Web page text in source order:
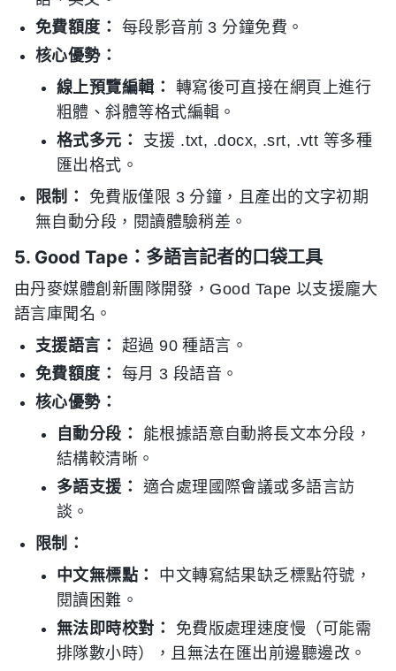
免費額度：
每段影音前 3 分鐘免費。
核心優勢：
線上預覽編輯：
轉寫後可直接在網頁上進行
粗體、斜體等格式編輯。
格式多元：
支援 .txt, .docx, .srt, .vtt 等多種
匯出格式。
限制：
免費版僅限 3 分鐘，且產出的文字初期
無自動分段，閱讀體驗稍差。
5. Good Tape：多語言記者的口袋工具
由丹麥媒體創新團隊開發，Good Tape 以支援龐大
語言庫聞名。
支援語言：
超過 90 種語言。
免費額度：
每月 3 段語音。
核心優勢：
自動分段：
能根據語意自動將長文本分段，
結構較清晰。
多語支援：
適合處理國際會議或多語言訪
談。
限制：
中文無標點：
中文轉寫結果缺乏標點符號，
閱讀困難。
無法即時校對：
免費版處理速度慢（可能需
排隊數小時），且無法在匯出前邊聽邊改。